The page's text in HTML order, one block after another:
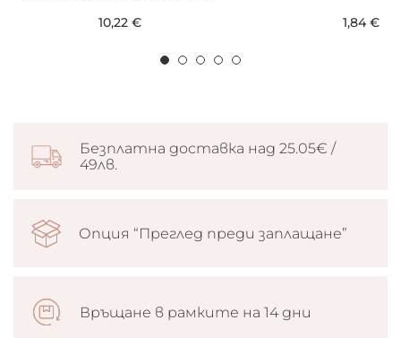
10,22 €
1,84 €
Безплатна доставка над 25.05€ /
49лв.
Опция “Преглед преди заплащане”
Връщане в рамките на 14 дни